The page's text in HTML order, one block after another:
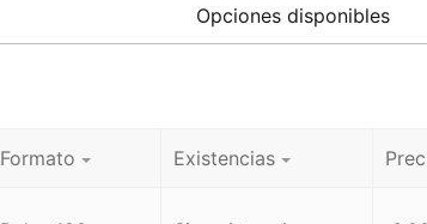
Opciones disponibles
Formato Existencias